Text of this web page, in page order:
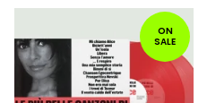
ON
SALE